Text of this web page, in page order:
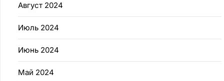
Август 2024
Июль 2024
Июнь 2024
Май 2024